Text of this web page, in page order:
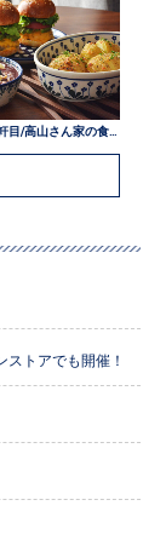
ストアでも開催！